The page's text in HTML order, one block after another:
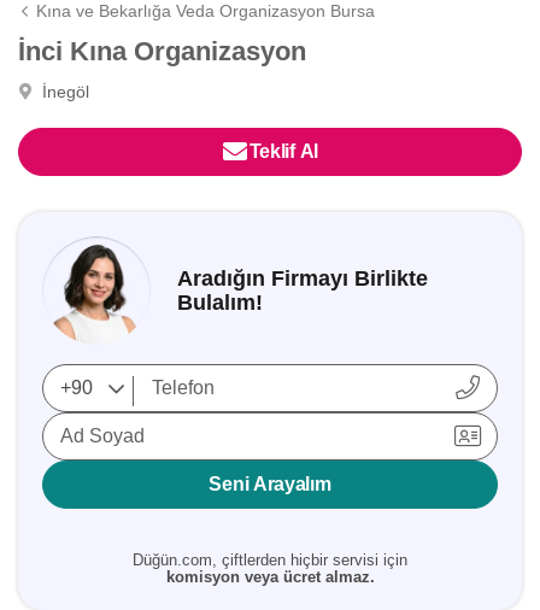
Kına ve Bekarlığa Veda Organizasyon Bursa
İnci Kına Organizasyon
İnegöl
Teklif Al
Aradığın Firmayı Birlikte
Bulalım!
Ad Soyad
Seni Arayalım
Düğün.com, çiftlerden hiçbir servisi için
komisyon veya ücret almaz.